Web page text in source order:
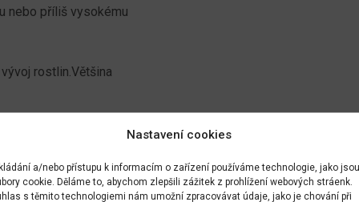
Nastavení cookies
a/nebo přístupu k informacím o zařízení používáme technologie, jako jsou
cookie. Děláme to, abychom zlepšili zážitek z prohlížení webových stráenk.
s těmito technologiemi nám umožní zpracovávat údaje, jako je chování při
nebo příliš vysokému
rostlin.Většina